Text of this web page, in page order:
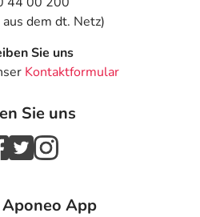
dem dt. Netz)
Sie uns
Kontaktformular
Sie uns
App